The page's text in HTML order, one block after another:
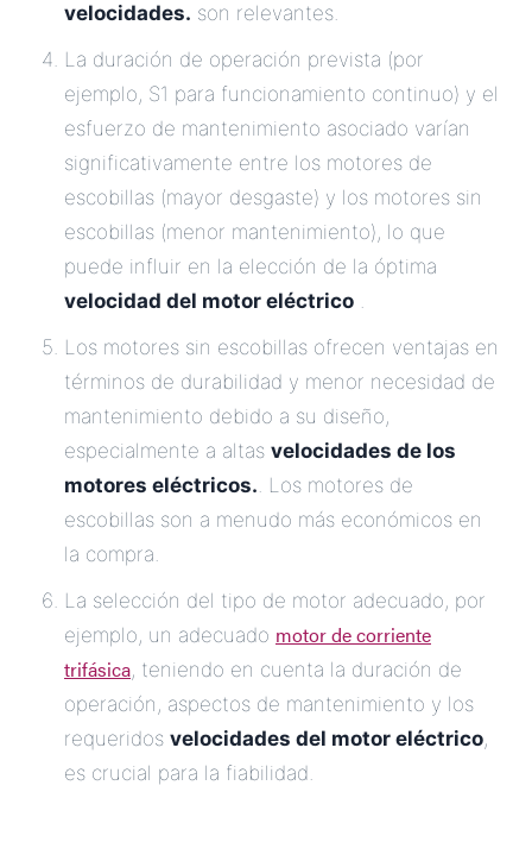
velocidades. son relevantes.
La duración de operación prevista (por
ejemplo, S1 para funcionamiento continuo) y el
esfuerzo de mantenimiento asociado varían
significativamente entre los motores de
escobillas (mayor desgaste) y los motores sin
escobillas (menor mantenimiento), lo que
puede influir en la elección de la óptima
velocidad del motor eléctrico .
Los motores sin escobillas ofrecen ventajas en
términos de durabilidad y menor necesidad de
mantenimiento debido a su diseño,
especialmente a altas velocidades de los
motores eléctricos.. Los motores de
escobillas son a menudo más económicos en
la compra.
La selección del tipo de motor adecuado, por
ejemplo, un adecuado motor de corriente
trifásica, teniendo en cuenta la duración de
operación, aspectos de mantenimiento y los
requeridos velocidades del motor eléctrico,
es crucial para la fiabilidad.